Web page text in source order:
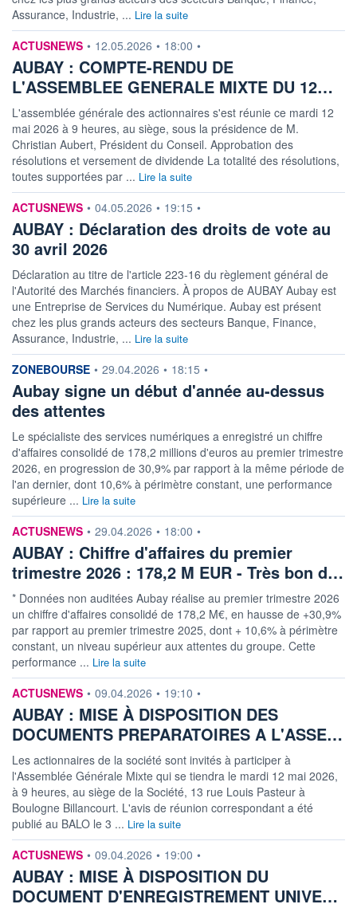
Assurance, Industrie, ... Lire la suite
information fournie par
ACTUSNEWS • 12.05.2026 • 18:00 •
AUBAY : COMPTE-RENDU DE
L'ASSEMBLEE GENERALE MIXTE DU 12…
L'assemblée générale des actionnaires s'est réunie ce mardi 12
mai 2026 à 9 heures, au siège, sous la présidence de M.
Christian Aubert, Président du Conseil. Approbation des
résolutions et versement de dividende La totalité des résolutions,
toutes supportées par ... Lire la suite
information fournie par
ACTUSNEWS • 04.05.2026 • 19:15 •
AUBAY : Déclaration des droits de vote au
30 avril 2026
Déclaration au titre de l'article 223-16 du règlement général de
l'Autorité des Marchés financiers. À propos de AUBAY Aubay est
une Entreprise de Services du Numérique. Aubay est présent
chez les plus grands acteurs des secteurs Banque, Finance,
Assurance, Industrie, ... Lire la suite
information fournie par
ZONEBOURSE • 29.04.2026 • 18:15 •
Aubay signe un début d'année au-dessus
des attentes
Le spécialiste des services numériques a enregistré un chiffre
d'affaires consolidé de 178,2 millions d'euros au premier trimestre
2026, en progression de 30,9% par rapport à la même période de
l'an dernier, dont 10,6% à périmètre constant, une performance
supérieure ... Lire la suite
information fournie par
ACTUSNEWS • 29.04.2026 • 18:00 •
AUBAY : Chiffre d'affaires du premier
trimestre 2026 : 178,2 M EUR - Très bon d…
* Données non auditées Aubay réalise au premier trimestre 2026
un chiffre d'affaires consolidé de 178,2 M€, en hausse de +30,9%
par rapport au premier trimestre 2025, dont + 10,6% à périmètre
constant, un niveau supérieur aux attentes du groupe. Cette
performance ... Lire la suite
information fournie par
ACTUSNEWS • 09.04.2026 • 19:10 •
AUBAY : MISE À DISPOSITION DES
DOCUMENTS PREPARATOIRES A L'ASSE…
Les actionnaires de la société sont invités à participer à
l'Assemblée Générale Mixte qui se tiendra le mardi 12 mai 2026,
à 9 heures, au siège de la Société, 13 rue Louis Pasteur à
Boulogne Billancourt. L'avis de réunion correspondant a été
publié au BALO le 3 ... Lire la suite
information fournie par
ACTUSNEWS • 09.04.2026 • 19:00 •
AUBAY : MISE À DISPOSITION DU
DOCUMENT D'ENREGISTREMENT UNIVE…